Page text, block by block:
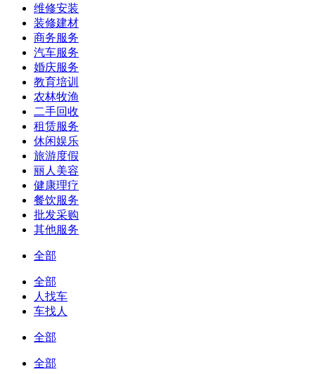
维修安装
装修建材
商务服务
汽车服务
婚庆服务
教育培训
农林牧渔
二手回收
租赁服务
休闲娱乐
旅游度假
丽人美容
健康理疗
餐饮服务
批发采购
其他服务
全部
全部
人找车
车找人
全部
全部